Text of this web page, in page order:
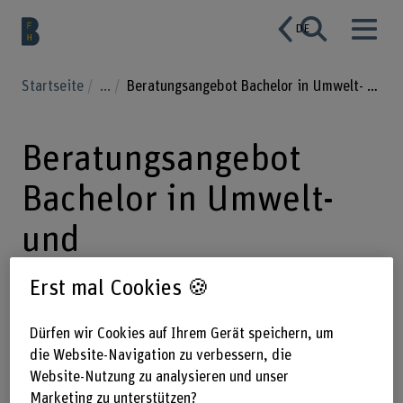
DE
Startseite ... Beratungsangebot Bachelor in Umwelt- und Ressourcenmanagement
Beratungsangebot
Bachelor in Umwelt-
und
Ressourcenmanagemen
t
Informieren Sie sich über das
Erst mal Cookies 🍪
Dürfen wir Cookies auf Ihrem Gerät speichern, um
die Website-Navigation zu verbessern, die
Website-Nutzung zu analysieren und unser
Marketing zu unterstützen?